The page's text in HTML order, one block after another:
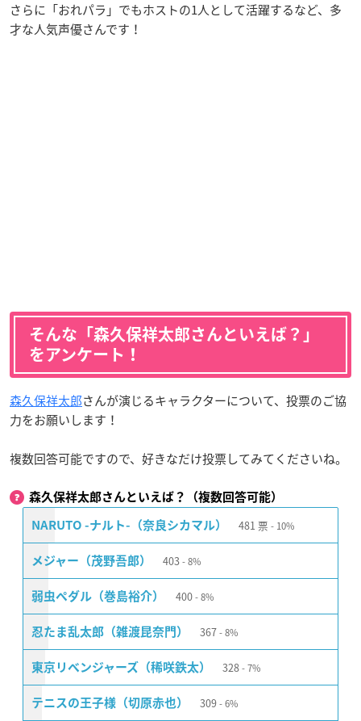
さらに「おれパラ」でもホストの1人として活躍するなど、多
才な人気声優さんです！
そんな「森久保祥太郎さんといえば？」
をアンケート！
森久保祥太郎さんが演じるキャラクターについて、投票のご協
力をお願いします！
複数回答可能ですので、好きなだけ投票してみてくださいね。
森久保祥太郎さんといえば？（複数回答可能）
NARUTO -ナルト-（奈良シカマル） 481 票 10%
メジャー（茂野吾郎） 403 8%
弱虫ペダル（巻島裕介） 400 8%
忍たま乱太郎（雑渡昆奈門） 367 8%
東京リベンジャーズ（稀咲鉄太） 328 7%
テニスの王子様（切原赤也） 309 6%